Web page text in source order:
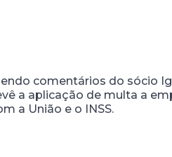
comentários do sócio
a aplicação de multa a
a União e o INSS.